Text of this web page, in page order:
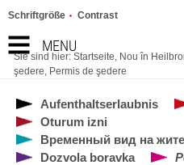
MENU
Schriftgröße Contrast
Sie sind hier: Startseite, Nou în
şedere, Permis de şedere
Aufenthaltserlaubnis
Oturum izni
Временный вид на
Dozvola boravka